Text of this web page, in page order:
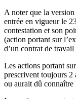
A noter que la
entrée en vigueur le
contestation et son
(action portant sur
d’un contrat de
Les actions portant
prescrivent toujours 2
ou aurait dû